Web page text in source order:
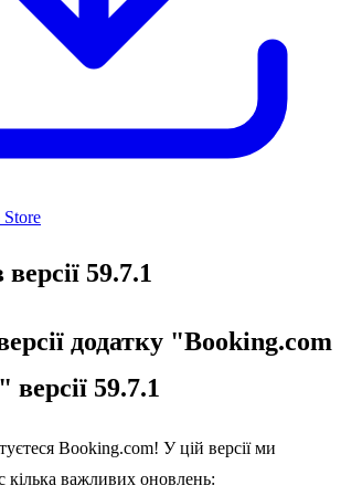
59.7.1
додатку "Booking.com
59.7.1
Booking.com! У цій версії ми
кілька важливих оновлень: